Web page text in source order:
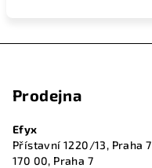
Prodejna
Efyx
Přístavní 1220/13, Praha 7
170 00, Praha 7